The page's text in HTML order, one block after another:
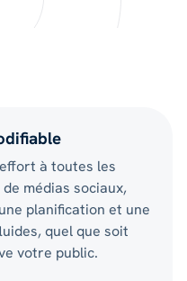
à toutes les
médias sociaux,
planification et une
quel que soit
votre public.